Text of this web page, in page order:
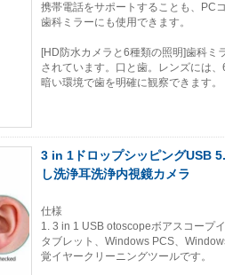
携帯電話をサポートすることも、PC
歯科ミラーにも使用できます。
[HD防水カメラと6種類の照明]歯科
されています。口と歯。レンズには
暗い環境で歯を明確に観察できます。
3 in 1ドロップシッピングUSB
し洗浄耳洗浄内視鏡カメラ
仕様
1. 3 in 1 USB otoscopeボアスコープ
タブレット、Windows PCS、
覚イヤークリーニングツールです。